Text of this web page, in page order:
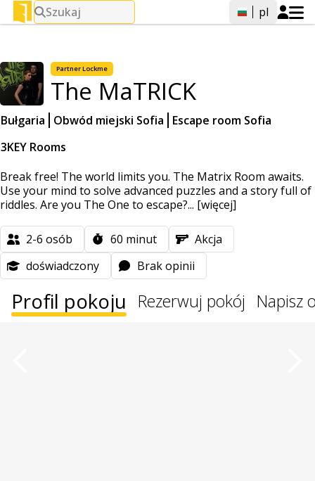
Szukaj pl
PartnerLockme
The MaTRICK
Bułgaria Obwód miejski Sofia
Escape room Sofia
3KEY Rooms
Break free! The world limits you. The Matrix Room awaits.
Use your mind to solve advanced puzzles and a story full of
riddles. Are you The One to escape?... [więcej]
2-6 osób 60 minut
Akcja
doświadczony
Brak opinii
Profil pokoju Rezerwuj pokój Napisz